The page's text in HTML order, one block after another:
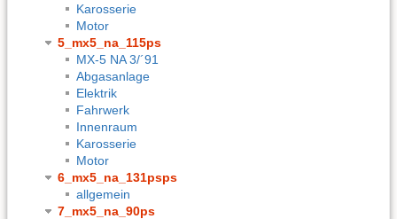
Karosserie
Motor
5_mx5_na_115ps
MX-5 NA 3/´91
Abgasanlage
Elektrik
Fahrwerk
Innenraum
Karosserie
Motor
6_mx5_na_131psps
allgemein
7_mx5_na_90ps